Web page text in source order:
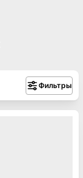
Фильтры